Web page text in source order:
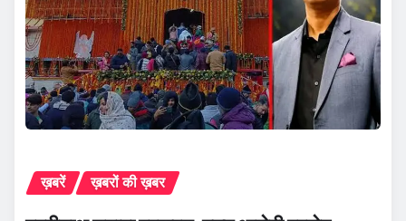
ख़बरें ख़बरों की ख़बर